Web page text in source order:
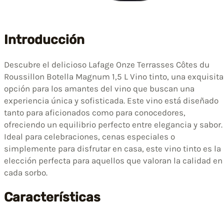
Introducción
Descubre el delicioso Lafage Onze Terrasses Côtes du
Roussillon Botella Magnum 1,5 L Vino tinto, una exquisita
opción para los amantes del vino que buscan una
experiencia única y sofisticada. Este vino está diseñado
tanto para aficionados como para conocedores,
ofreciendo un equilibrio perfecto entre elegancia y sabor.
Ideal para celebraciones, cenas especiales o
simplemente para disfrutar en casa, este vino tinto es la
elección perfecta para aquellos que valoran la calidad en
cada sorbo.
Características